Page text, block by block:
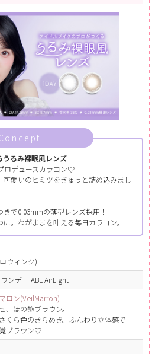
うるみ裸眼風レンズ
ロデュースカラコン♡
愛いのヒミツをぎゅっと詰め込みまし
で0.03mmの薄型レンズ採用！
。わがままを叶える毎日カラコン。
ウィンク)
ンデー ABL AirLight
ロン(VeilMarron)
、ほの艶ブラウン。
くら色のきらめき。ふんわり立体感で
ブラウン♡